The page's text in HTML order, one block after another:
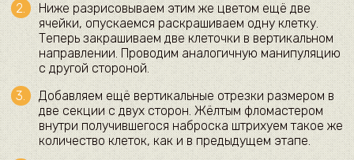
Ниже разрисовываем этим же цветом ещё две
ячейки, опускаемся раскрашиваем одну клетку.
Теперь закрашиваем две клеточки в вертикальном
направлении. Проводим аналогичную манипуляцию
с другой стороной.
Добавляем ещё вертикальные отрезки размером в
две секции с двух сторон. Жёлтым фломастером
внутри получившегося наброска штрихуем такое же
количество клеток, как и в предыдущем этапе.